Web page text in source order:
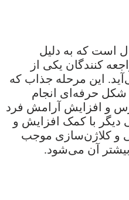
است که به دلیل
کنندگان یکی از
این مرحله جذاب که
شکل حرفه‌ای انجام
و افزایش آرامش فرد
دیگر با کمک افزایش و
و کلاژن‌سازی موجب
آن می‌شود.